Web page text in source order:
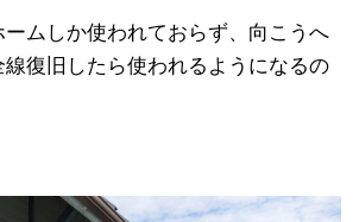
ムしか使われておらず、向こうへ
復旧したら使われるようになるの